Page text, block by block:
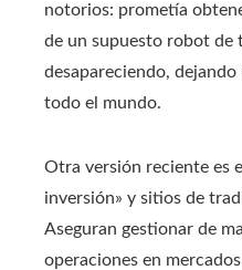
notorios: prometía
de un supuesto robot de
desapareciendo,
todo el mundo.
Otra versión reciente es
inversión» y sitios de
Aseguran gestionar de
operaciones en